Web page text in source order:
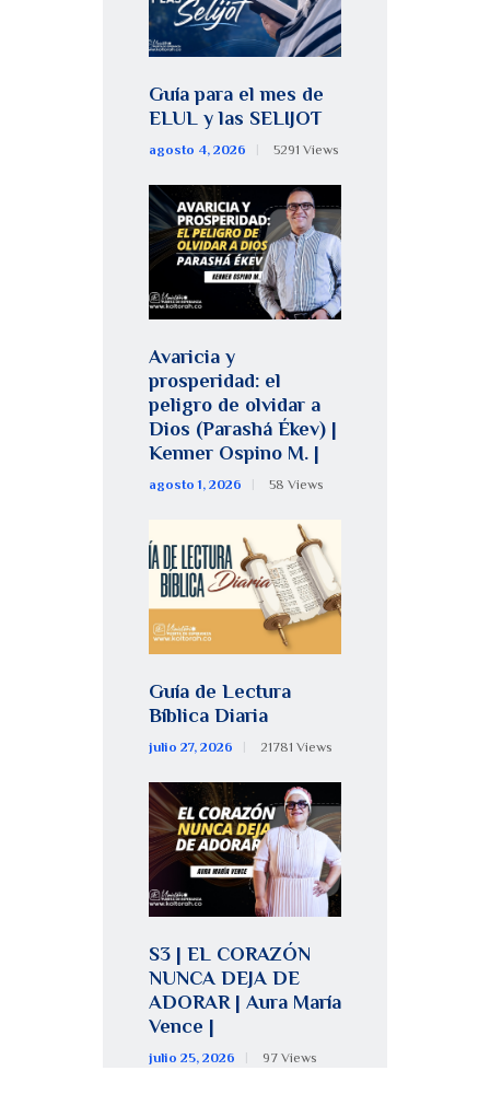
Guía para el mes de
ELUL y las SELIJOT
agosto 4, 2026 5291 Views
Avaricia y
prosperidad: el
peligro de olvidar a
Dios (Parashá Ékev) |
Kenner Ospino M. |
agosto 1, 2026 58 Views
Guía de Lectura
Bíblica Diaria
julio 27, 2026 21781 Views
S3 | EL CORAZÓN
NUNCA DEJA DE
ADORAR | Aura María
Vence |
julio 25, 2026 97 Views